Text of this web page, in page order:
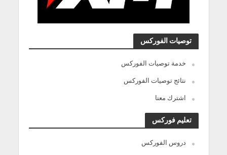
توصيات الفوركس
خدمة توصيات الفوركس
نتائج توصيات الفوركس
اشترك معنا
تعليم فوركس
دروس الفوركس